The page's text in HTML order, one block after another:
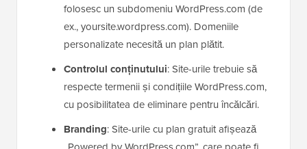
folosesc un subdomeniu WordPress.com (de
ex., yoursite.wordpress.com). Domeniile
personalizate necesită un plan plătit.
Controlul conținutului: Site-urile trebuie să
respecte termenii și condițiile WordPress.com,
cu posibilitatea de eliminare pentru încălcări.
Branding: Site-urile cu plan gratuit afișează